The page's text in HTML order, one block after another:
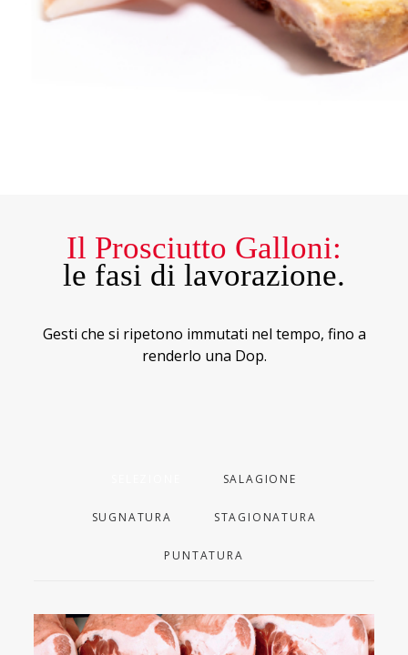
Il Prosciutto Galloni:
le fasi di lavorazione.
Gesti che si ripetono immutati nel tempo, fino a
renderlo una Dop.
SALAGIONE
SUGNATURA STAGIONATURA
PUNTATURA